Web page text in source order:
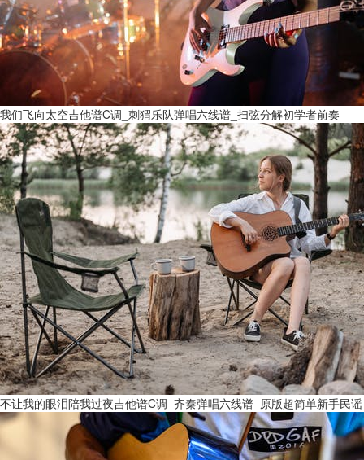
我们飞向太空吉他谱C调_刺猬乐队弹唱六线谱_扫弦分解初学者前奏
不让我的眼泪陪我过夜吉他谱C调_齐秦弹唱六线谱_原版超简单新手民谣